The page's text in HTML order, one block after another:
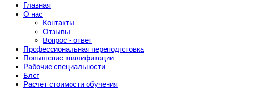
Главная
О нас
Контакты
Отзывы
Вопрос - ответ
Профессиональная переподготовка
Повышение квалификации
Рабочие специальности
Блог
Расчет стоимости обучения